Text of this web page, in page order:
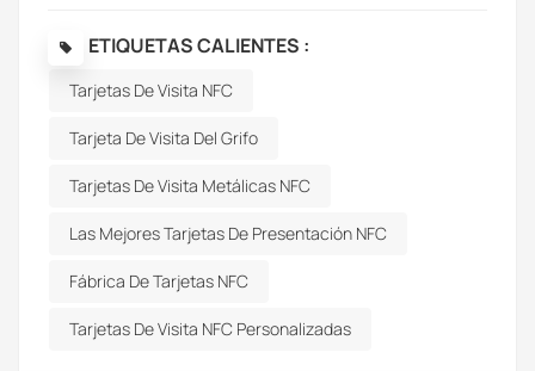
ETIQUETAS CALIENTES :
Tarjetas De Visita NFC
Tarjeta De Visita Del Grifo
Tarjetas De Visita Metálicas NFC
Las Mejores Tarjetas De Presentación NFC
Fábrica De Tarjetas NFC
Tarjetas De Visita NFC Personalizadas